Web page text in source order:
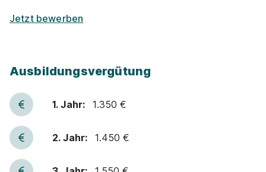
Ausbildung Verkäufer (m/w/d)
Video
Neu
Jetzt bewerben
Ausbildungsvergütung
1. Jahr: 1.350 €
2. Jahr: 1.450 €